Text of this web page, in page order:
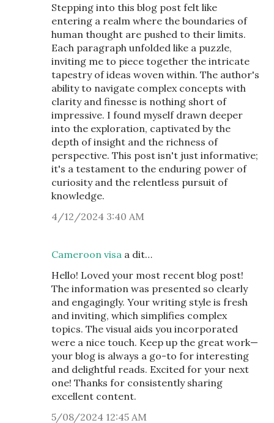
Stepping into this blog post felt like
entering a realm where the boundaries of
human thought are pushed to their limits.
Each paragraph unfolded like a puzzle,
inviting me to piece together the intricate
tapestry of ideas woven within. The author's
ability to navigate complex concepts with
clarity and finesse is nothing short of
impressive. I found myself drawn deeper
into the exploration, captivated by the
depth of insight and the richness of
perspective. This post isn't just informative;
it's a testament to the enduring power of
curiosity and the relentless pursuit of
knowledge.
4/12/2024 3:40 AM
Cameroon visa a dit…
Hello! Loved your most recent blog post!
The information was presented so clearly
and engagingly. Your writing style is fresh
and inviting, which simplifies complex
topics. The visual aids you incorporated
were a nice touch. Keep up the great work—
your blog is always a go-to for interesting
and delightful reads. Excited for your next
one! Thanks for consistently sharing
excellent content.
5/08/2024 12:45 AM